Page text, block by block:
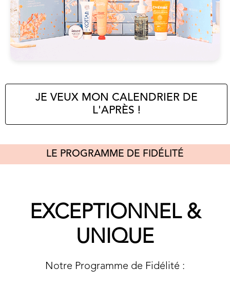
JE VEUX MON CALENDRIER DE
L'APRÈS !
LE PROGRAMME DE FIDÉLITÉ
EXCEPTIONNEL &
UNIQUE
Notre Programme de Fidélité :